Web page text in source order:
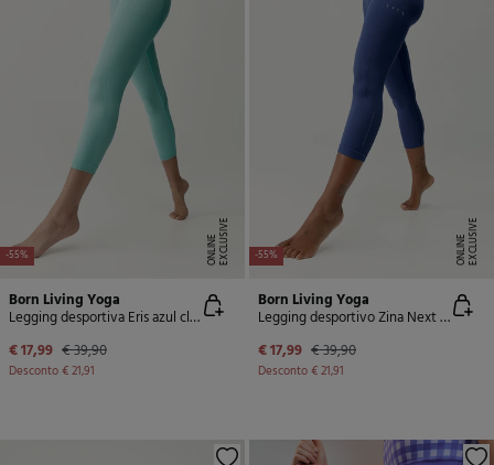
-55% E
X
C
L
U
SI
V
E
O
N
LI
N
E
Born Living Yoga
Legging desportiva Eris azul claro
€ 17,99 € 39,90
Desconto€ 21,91
-55% E
X
C
L
U
SI
V
E
O
N
LI
N
E
Born Living Yoga
Legging desportivo Zina Next Blue
€ 17,99 € 39,90
Desconto€ 21,91